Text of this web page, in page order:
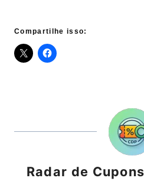
Compartilhe isso:
Radar de